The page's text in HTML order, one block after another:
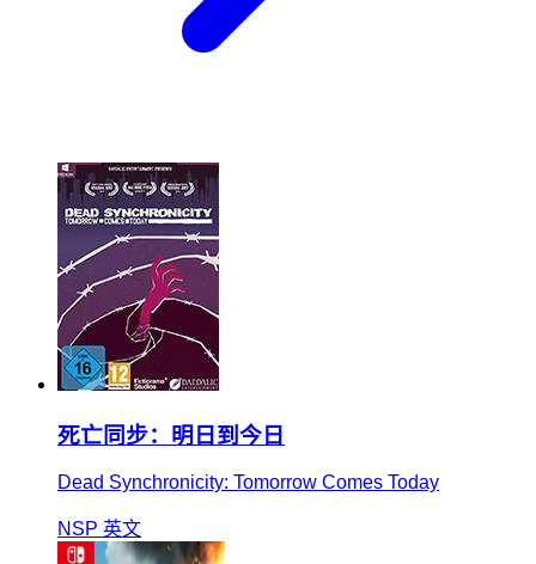
死亡同步：明日到今日
Dead Synchronicity: Tomorrow Comes Today
NSP 英文